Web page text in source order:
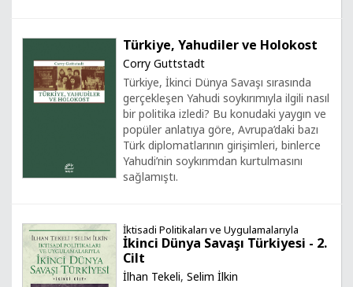
Türkiye, Yahudiler ve Holokost
Corry Guttstadt
Türkiye, İkinci Dünya Savaşı sırasında
gerçekleşen Yahudi soykırımıyla ilgili nasıl
bir politika izledi? Bu konudaki yaygın ve
popüler anlatıya göre, Avrupa’daki bazı
Türk diplomatlarının girişimleri, binlerce
Yahudi’nin soykırımdan kurtulmasını
sağlamıştı.
İktisadi Politikaları ve Uygulamalarıyla
İkinci Dünya Savaşı Türkiyesi - 2.
Cilt
İlhan Tekeli, Selim İlkin